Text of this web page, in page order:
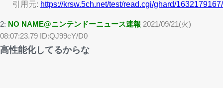
引用元: https://krsw.5ch.net/test/read.cgi/ghard/1632179167/
2: NO NAME@ニンテンドーニュース速報 2021/09/21(火)
08:07:23.79 ID:QJ99cY/D0
高性能化してるからな